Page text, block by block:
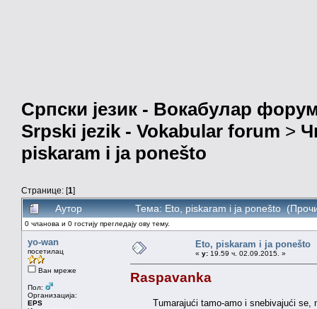
Српски језик - Вокабулар
Srpski jezik - Vokabular forum >
piskaram i ja ponešto
Странице: [1]
Аутор Тема: Eto, piskaram i ja ponešto
0 чланова и 0 гостију прегледају ову тему.
yo-wan
посетилац
Ван мреже
Пол:
Организација:
EPS
Eto, piskaram i ja ponešto
« у: 19.59 ч. 02.09.2015. »
Raspavanka
Tumarajući tamo-amo i snebivajući se,